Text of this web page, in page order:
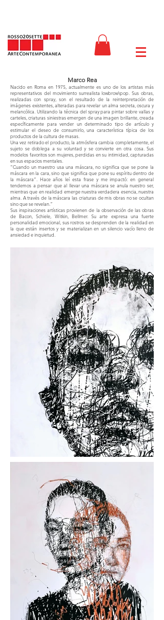
Marco Rea
Nacido en Roma en 1975, actualmente es uno de los artistas más
representativos del movimiento surrealista lowbrow\pop. Sus obras,
realizadas con spray, son el resultado de la reinterpretación de
imágenes existentes, alteradas para revelar un alma secreta, oscura y
melancólica. Utilizando la técnica del spray para pintar sobre vallas y
carteles, criaturas siniestras emergen de una imagen brillante, creada
específicamente para vender un determinado tipo de artículo y
estimular el deseo de consumirlo, una característica típica de los
productos de la cultura de masas.
Una vez retirado el producto, la atmósfera cambia completamente, el
sujeto se doblega a su voluntad y se convierte en otra cosa. Sus
modelos favoritos son mujeres, perdidas en su intimidad, capturadas
en sus espacios mentales.
“Cuando un maestro usa una máscara, no significa que se pone la
máscara en la cara, sino que significa que pone su espíritu dentro de
la máscara”. Hace años leí esta frase y me impactó: en general
tendemos a pensar que al llevar una máscara se anula nuestro ser,
mientras que en realidad emerge nuestra verdadera esencia, nuestra
alma. A través de la máscara las criaturas de mis obras no se ocultan
sino que se revelan.”
Sus inspiraciones artísticas provienen de la observación de las obras
de Bacon, Schiele, Witkin, Bellmer. Su arte expresa una fuerte
personalidad emocional, sus rostros se desprenden de la realidad en
la que están insertos y se materializan en un silencio vacío lleno de
ansiedad e inquietud.